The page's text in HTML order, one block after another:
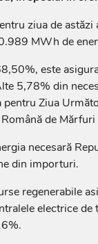
ziua de astăzi
MWh de
este
5,78% din
pentru Ziua
de Mărfuri
necesară
din importuri.
regenerabile
electrice de